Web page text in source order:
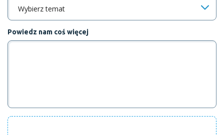
Wybierz temat
Powiedz nam coś więcej